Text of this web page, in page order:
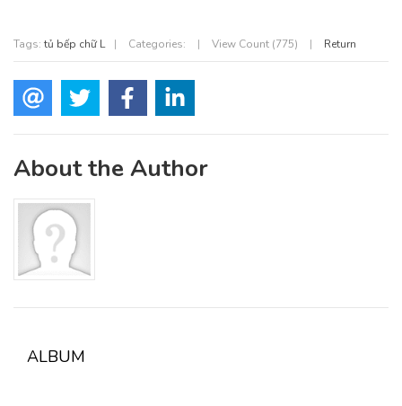
Tags: tủ bếp chữ L | Categories: | View Count (775) | Return
About the Author
ALBUM